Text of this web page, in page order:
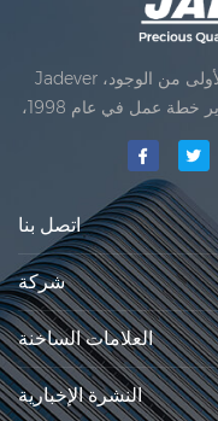
Jadever تأسست في يوليو، 1986. خلال السنوات الأولى من الوجود،
تقدمت شركتنا في الابتكار التكنولوجي وتطوير خطة عمل في عام 1998،
أول منتجاتنا موافقة من
تقع من
اتصل بنا
شركة
العلامات الساخنة
النشرة الإخبارية